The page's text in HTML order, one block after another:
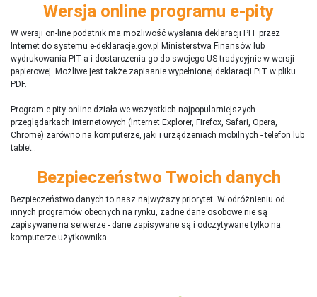
Wersja online programu e-pity
W wersji on-line podatnik ma możliwość wysłania deklaracji PIT przez
Internet do systemu e-deklaracje.gov.pl Ministerstwa Finansów lub
wydrukowania PIT-a i dostarczenia go do swojego US tradycyjnie w wersji
papierowej. Możliwe jest także zapisanie wypełnionej deklaracji PIT w pliku
PDF.
Program e-pity online działa we wszystkich najpopularniejszych
przeglądarkach internetowych (Internet Explorer, Firefox, Safari, Opera,
Chrome) zarówno na komputerze, jaki i urządzeniach mobilnych - telefon lub
tablet..
Bezpieczeństwo Twoich danych
Bezpieczeństwo danych to nasz najwyższy priorytet. W odróżnieniu od
innych programów obecnych na rynku, żadne dane osobowe nie są
zapisywane na serwerze - dane zapisywane są i odczytywane tylko na
komputerze użytkownika.